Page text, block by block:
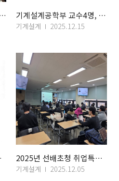
주식회사 킹메이커와 상호 협력 협약 체결 기계설계공학부 교수4명, ‘세계 상위 2% 연구자’ 선정
기계설계 2025.12.15
상 2025년 선배초청 취업특강 (LG에너지솔루션)
기계설계 2025.12.05